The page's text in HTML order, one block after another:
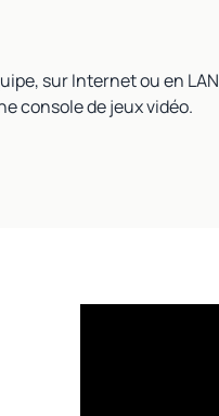
sur Internet ou en LAN
console de jeux vidéo.